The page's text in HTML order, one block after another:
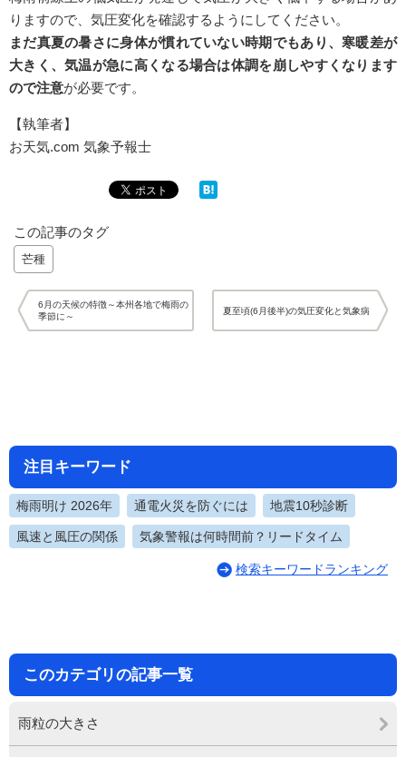
りますので、気圧変化を確認するようにしてください。
まだ真夏の暑さに身体が慣れていない時期でもあり、寒暖差が
大きく、気温が急に高くなる場合は体調を崩しやすくなります
ので注意が必要です。
【執筆者】
お天気.com 気象予報士
この記事のタグ
芒種
6月の天候の特徴～本州各地で梅雨の
季節に～
夏至頃(6月後半)の気圧変化と気象病
注目キーワード
梅雨明け 2026年 通電火災を防ぐには 地震10秒診断
風速と風圧の関係 気象警報は何時間前？リードタイム
検索キーワードランキング
このカテゴリの記事一覧
雨粒の大きさ